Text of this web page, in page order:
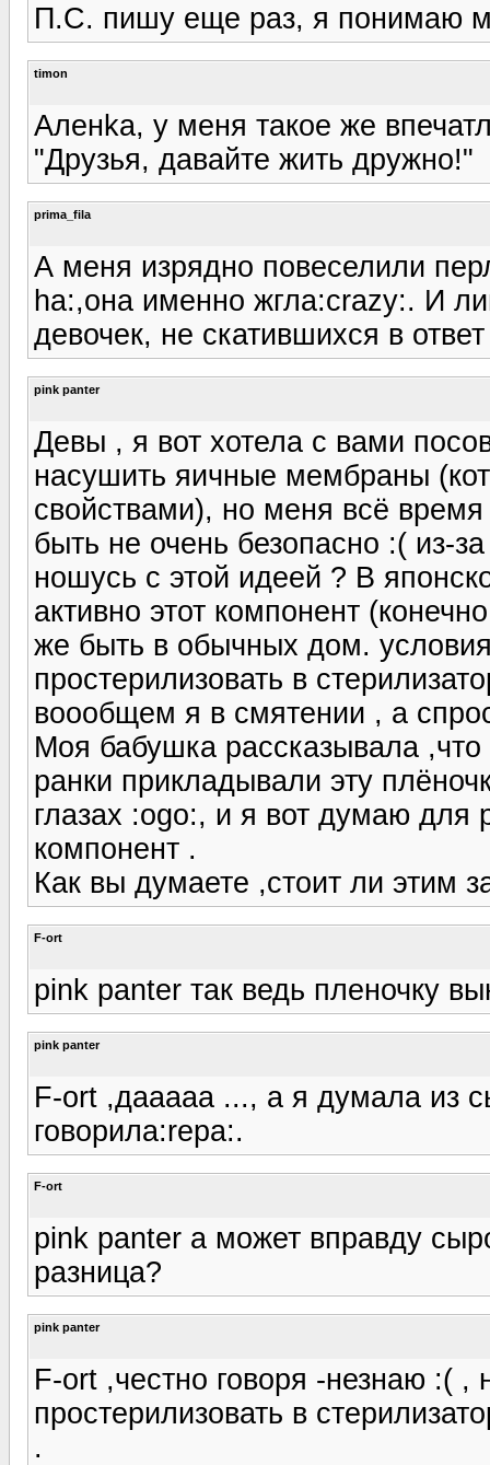
П.С. пишу еще раз, я понимаю
timon
Аленka, у меня такое же
"Друзья, давайте жить дружно!"
prima_fila
А меня изрядно повеселили
ha:,она именно жгла:crazy:. И
девочек, не скатившихся в
pink panter
Девы , я вот хотела с вами
насушить яичные мембраны
свойствами), но меня всё
быть не очень безопасно :( из-
ношусь с этой идеей ? В
активно этот компонент
же быть в обычных дом.
простерилизовать в
воообщем я в смятении , а
Моя бабушка рассказывала
ранки прикладывали эту
глазах :ogo:, и я вот думаю для
компонент .
Как вы думаете ,стоит ли этим
F-ort
pink panter так ведь пленочку
pink panter
F-ort ,дааааа ..., а я думала из
говорила:repa:.
F-ort
pink panter а может вправду
разница?
pink panter
F-ort ,честно говоря -незнаю :(
простерилизовать в
.